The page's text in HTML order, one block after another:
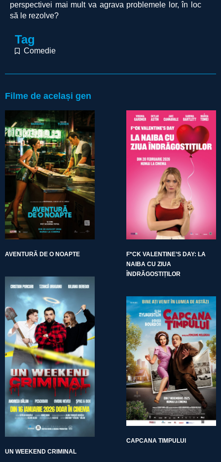
perspectivei mai mult va agrava problemele lor, în loc
să le rezolve?
Tag
Comedie
Filme de același gen
AVENTURĂ DE O NOAPTE
F*CK VALENTINE’S DAY: LA
NAIBA CU ZIUA
ÎNDRĂGOSTIȚILOR
UN WEEKEND CRIMINAL
CAPCANA TIMPULUI